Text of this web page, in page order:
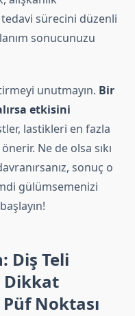
tedavi sürecini düzenli
sonucunuzu
unutmayın. Bir
etkisini
lastikleri en fazla
Ne de olsa sıkı
sonuç o
gülümsemenizi
Diş Teli
Dikkat
Noktası